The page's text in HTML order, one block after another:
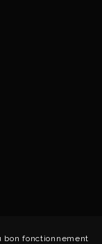
bon fonctionnement